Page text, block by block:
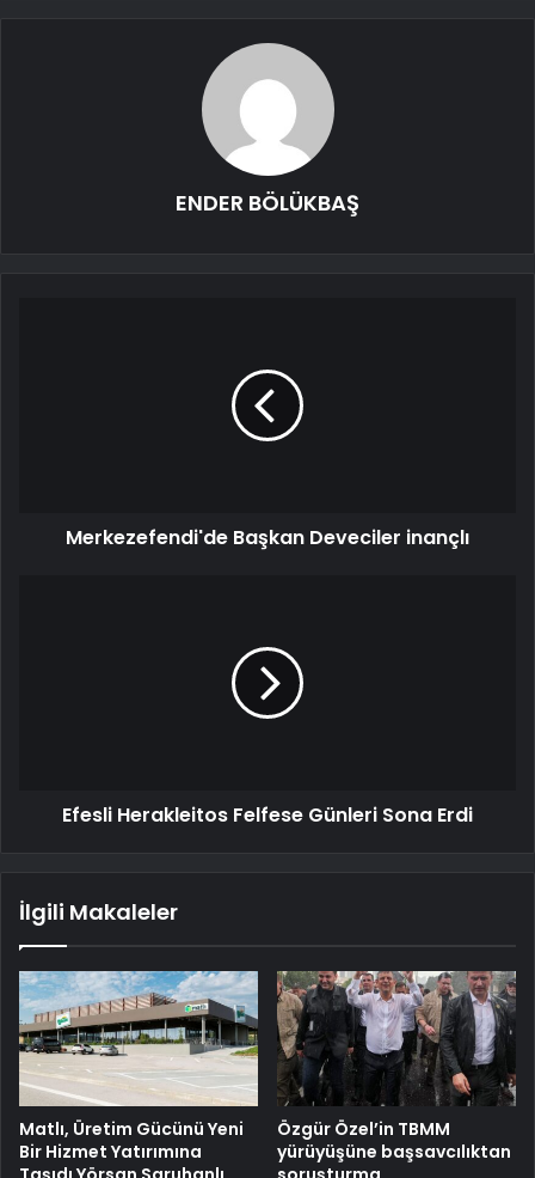
ENDER BÖLÜKBAŞ
Merkezefendi'de Başkan Deveciler inançlı
Efesli Herakleitos Felfese Günleri Sona Erdi
İlgili Makaleler
Matlı, Üretim Gücünü Yeni
Bir Hizmet Yatırımına
Özgür Özel’in TBMM
yürüyüşüne başsavcılıktan